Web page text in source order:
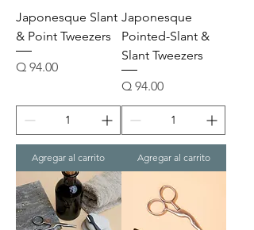
Japonesque Slant
& Point Tweezers
Precio
Q 94.00
Agregar al carrito
Japonesque
Pointed-Slant &
Slant Tweezers
Precio
Q 94.00
Agregar al carrito